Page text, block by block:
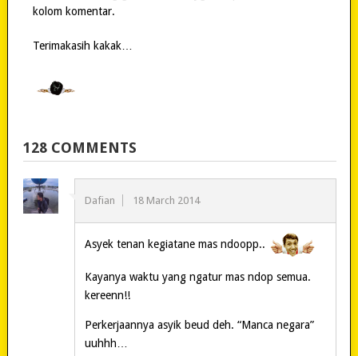
kolom komentar.
Terimakasih kakak…
128 COMMENTS
Dafian 18 March 2014
Asyek tenan kegiatane mas ndoopp..
Kayanya waktu yang ngatur mas ndop semua.
kereenn!!
Perkerjaannya asyik beud deh. “Manca negara”
uuhhh…